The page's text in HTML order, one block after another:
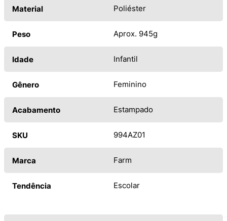
Material Poliéster
Peso Aprox. 945g
Idade Infantil
Gênero Feminino
Acabamento Estampado
SKU 994AZ01
Marca Farm
Tendência Escolar